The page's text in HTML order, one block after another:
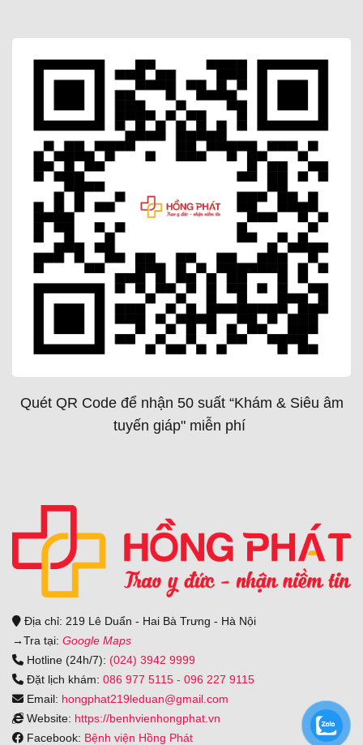
Địa chỉ: 219 Lê Duẩn - Hai Bà Trưng - Hà Nội
→Tra tại: Google Maps
Hotline (24h/7): (024) 3942 9999
Đặt lịch khám: 086 977 5115 - 096 227 9115
Email: hongphat219leduan@gmail.com
Website: https://benhvienhongphat.vn
Facebook: Bệnh viện Hồng Phát
Quét QR Code để nhận 50 suất “Khám & Siêu âm
tuyến giáp" miễn phí